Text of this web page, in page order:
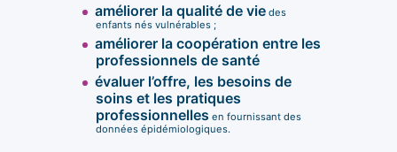
améliorer la qualité de vie des
enfants nés vulnérables ;
améliorer la coopération entre les
professionnels de santé
évaluer l’offre, les besoins de
soins et les pratiques
professionnelles en fournissant des
données épidémiologiques.